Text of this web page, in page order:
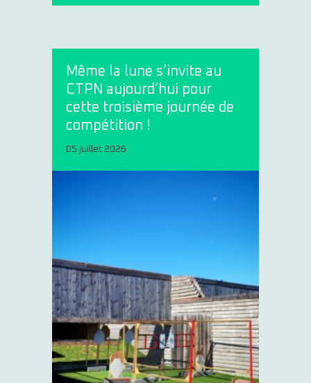
Même la lune s’invite au
CTPN aujourd’hui pour
cette troisième journée de
compétition !
05 juillet 2026